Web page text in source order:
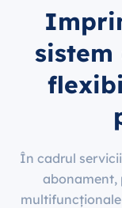
sistem
În cadrul
abonament,